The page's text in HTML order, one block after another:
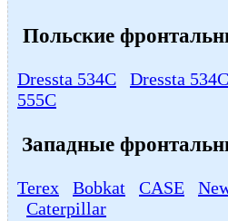
Польские
Dressta 534C Dressta
555C
Западные
Terex Bobkat CASE
Caterpillar